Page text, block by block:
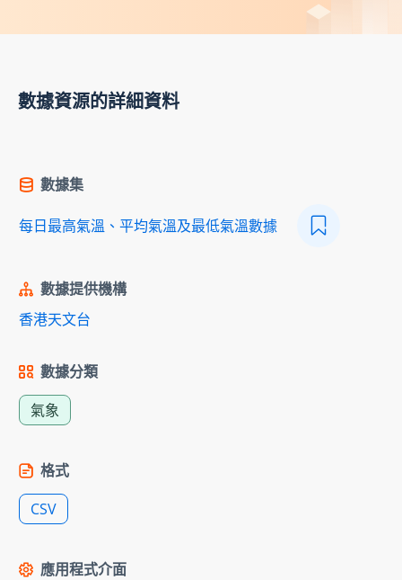
數據資源的詳細資料
數據集
每日最高氣溫、平均氣溫及最低氣溫數據
數據提供機構
香港天文台
數據分類
氣象
格式
CSV
應用程式介面